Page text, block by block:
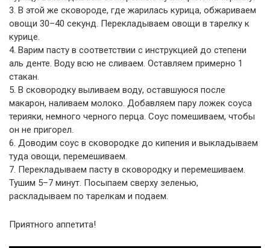
3. В этой же сковороде, где жарилась курица, обжариваем
овощи 30–40 секунд. Перекладываем овощи в тарелку к
курице.
4. Варим пасту в соответствии с инструкцией до степени
аль денте. Воду всю не сливаем. Оставляем примерно 1
стакан.
5. В сковородку выливаем воду, оставшуюся после
макарон, наливаем молоко. Добавляем пару ложек соуса
терияки, немного черного перца. Соус помешиваем, чтобы
он не пригорел.
6. Доводим соус в сковородке до кипения и выкладываем
туда овощи, перемешиваем.
7. Перекладываем пасту в сковородку и перемешиваем.
Тушим 5–7 минут. Посыпаем сверху зеленью,
раскладываем по тарелкам и подаем.
Приятного аппетита!